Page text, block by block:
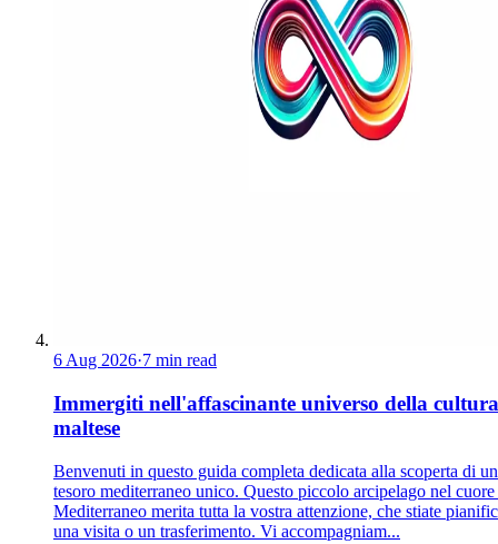
6 Aug 2026·7 min read
Immergiti nell'affascinante universo della cultura
maltese
Benvenuti in questo guida completa dedicata alla scoperta di un
tesoro mediterraneo unico. Questo piccolo arcipelago nel
Mediterraneo merita tutta la vostra attenzione, che stiate
una visita o un trasferimento. Vi accompagniam...